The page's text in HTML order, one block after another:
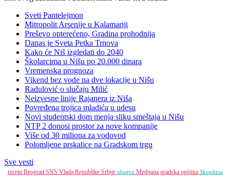
Sveti Pantelejmon
Mitropolit Arsenije u Kalamariji
Preševo opterećeno, Gradina prohodnija
Danas je Sveta Petka Trnova
Kako će Niš izgledati do 2040
Školarcima u Nišu po 20.000 dinara
Vremenska prognoza
Vikend bez vode na dve lokacije u Nišu
Radulović o slučaju Milić
Neizvesne linije Rajanera iz Niša
Povređena trojica mladića u udesu
Novi studentski dom menja sliku smeštaja u Nišu
NTP 2 donosi prostor za nove kompanije
Više od 30 miliona za vodovod
Polomljene prskalice na Gradskom trgu
Sve vesti
receptBeograd SNS Vlada Republike Srbije ubistvo Medijana gradska opština Skupština